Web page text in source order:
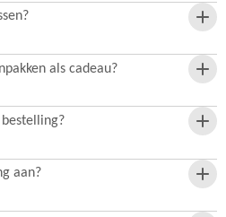
als cadeau?
aan?